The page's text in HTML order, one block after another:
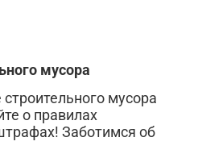
мусора
мусора
о правилах
Заботимся об